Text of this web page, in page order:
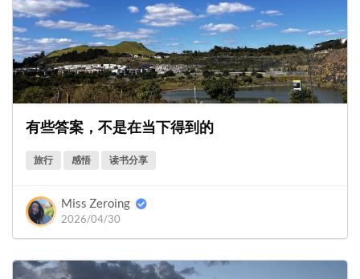
有些答案，不是在当下得到的
旅行 感悟 读书分享
Miss Zeroing
2026/04/30